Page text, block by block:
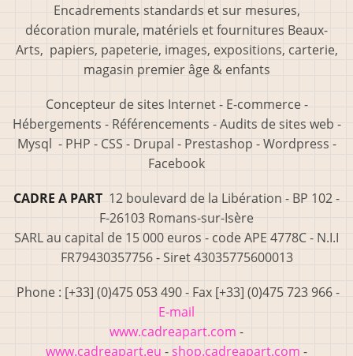
Encadrements standards et sur mesures,
décoration murale, matériels et fournitures Beaux-
Arts, papiers, papeterie, images, expositions, carterie,
magasin premier âge & enfants
Concepteur de sites Internet - E-commerce -
Hébergements - Référencements - Audits de sites web -
Mysql - PHP - CSS - Drupal - Prestashop - Wordpress -
Facebook
CADRE A PART 12 boulevard de la Libération - BP 102 -
F-26103 Romans-sur-Isère
SARL au capital de 15 000 euros - code APE 4778C - N.I.I
FR79430357756 - Siret 43035775600013
Phone : [+33] (0)475 053 490 - Fax [+33] (0)475 723 966 -
E-mail
www.cadreapart.com -
www.cadreapart.eu -shop.cadreapart.com -